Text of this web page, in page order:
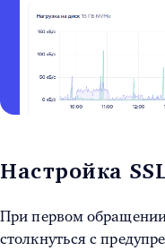
Настройка
При первом
столкнуться с